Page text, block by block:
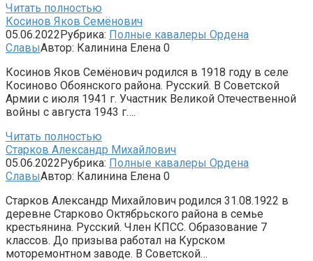
Читать полностью
Косинов Яков Семёнович
05.06.2022Рубрика: Полные кавалеры Ордена
СлавыАвтор: Калинина Елена 0
Косинов Яков Семёнович родился в 1918 году в селе
Косиново Обоянского района. Русский. В Совет­ской
Армии с июля 1941 г. Участник Великой Отечественной
войны с ав­густа 1943 г….
Читать полностью
Старков Александр Михайлович
05.06.2022Рубрика: Полные кавалеры Ордена
СлавыАвтор: Калинина Елена 0
Старков Александр Михайлович родился 31.08.1922 в
деревне Старково Октябрьского района в семье
крестьянина. Русский. Член КПСС. Образование 7
классов. До призыва работал на Курском
моторемонтном заводе. В Советской…